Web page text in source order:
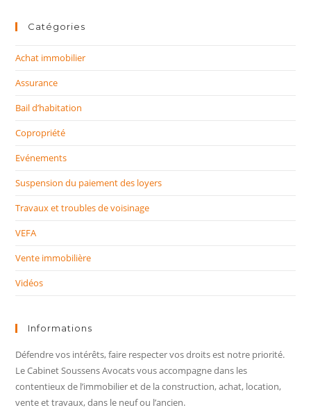
siteCatégories
Achat immobilier
Assurance
Bail d’habitation
Copropriété
Evénements
Suspension du paiement des loyers
Travaux et troubles de voisinage
VEFA
Vente immobilière
Vidéos
Informations
Défendre vos intérêts, faire respecter vos droits est notre priorité.
Le Cabinet Soussens Avocats vous accompagne dans les
contentieux de l’immobilier et de la construction, achat, location,
vente et travaux, dans le neuf ou l’ancien.